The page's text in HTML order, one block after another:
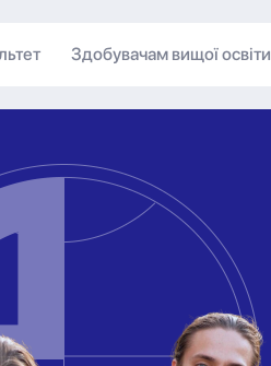
Здобувачам вищої освіти